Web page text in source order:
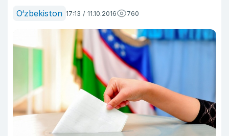
O‘zbekiston 17:13 / 11.10.2016 760